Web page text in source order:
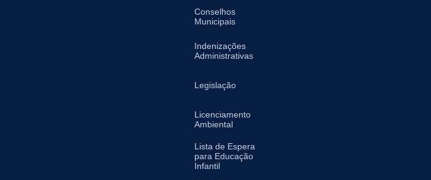
Conselhos
Municipais
Indenizações
Administrativas
Legislação
Licenciamento
Ambiental
Lista de Espera
para Educação
Infantil